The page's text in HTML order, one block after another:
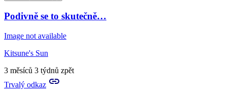
Podivně se to skutečně…
Image not available
Kitsune's Sun
3 měsíců 3 týdnů zpět
Trvalý odkaz